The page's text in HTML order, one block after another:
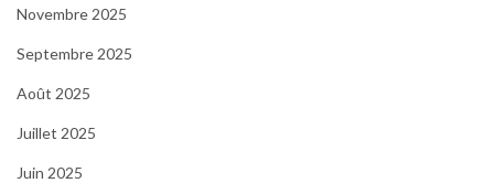
Novembre 2025
Septembre 2025
Août 2025
Juillet 2025
Juin 2025